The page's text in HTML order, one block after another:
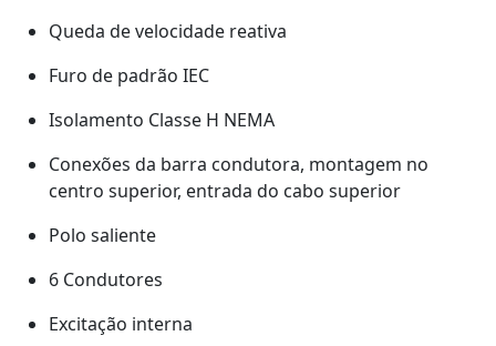
Queda de velocidade reativa
Furo de padrão IEC
Isolamento Classe H NEMA
Conexões da barra condutora, montagem no
centro superior, entrada do cabo superior
Polo saliente
6 Condutores
Excitação interna